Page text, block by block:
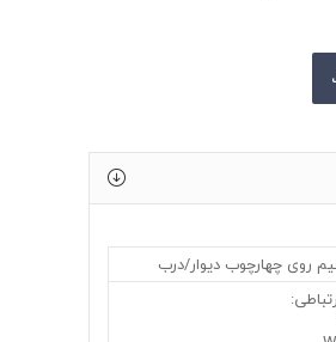
روی چهارچوب دیوار/درب